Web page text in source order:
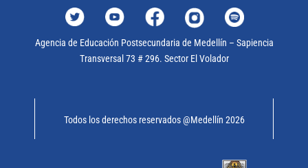
Agencia de Educación Postsecundaria de Medellín – Sapiencia
Transversal 73 # 296. Sector El Volador
Todos los derechos reservados @Medellín 2026